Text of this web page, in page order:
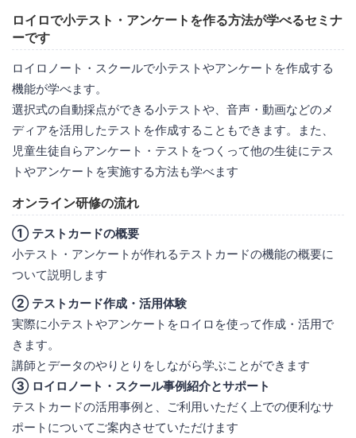
ロイロで小テスト・アンケートを作る方法が学べるセミナ
ーです
ロイロノート・スクールで小テストやアンケートを作成する
機能が学べます。
選択式の自動採点ができる小テストや、音声・動画などのメ
ディアを活用したテストを作成することもできます。また、
児童生徒自らアンケート・テストをつくって他の生徒にテス
トやアンケートを実施する方法も学べます
オンライン研修の流れ
① テストカードの概要
小テスト・アンケートが作れるテストカードの機能の概要に
ついて説明します
② テストカード作成・活用体験
実際に小テストやアンケートをロイロを使って作成・活用で
きます。
講師とデータのやりとりをしながら学ぶことができます
③ ロイロノート・スクール事例紹介とサポート
テストカードの活用事例と、ご利用いただく上での便利なサ
ポートについてご案内させていただけます